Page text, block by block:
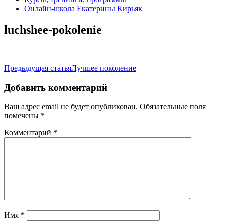
Онлайн-школа Екатерины Кирьяк
luchshee-pokolenie
Навигация
по
записям
Предыдущая статьяЛучшее поколение
Добавить комментарий
Ваш адрес email не будет опубликован. Обязательные поля
помечены *
Комментарий *
Имя *